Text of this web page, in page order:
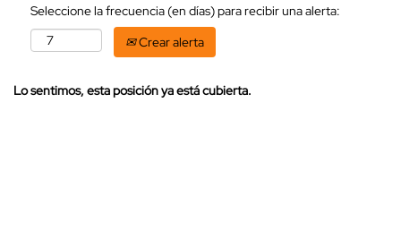
Seleccione la frecuencia (en días) para recibir una alerta:
Crear alerta
Lo sentimos, esta posición ya está cubierta.